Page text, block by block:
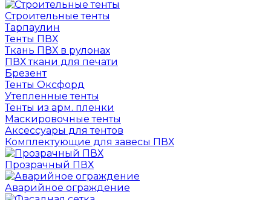
Строительные тенты
Тарпаулин
Тенты ПВХ
Ткань ПВХ в рулонах
ПВХ ткани для печати
Брезент
Тенты Оксфорд
Утепленные тенты
Тенты из арм. пленки
Маскировочные тенты
Аксессуары для тентов
Комплектующие для завесы ПВХ
Прозрачный ПВХ
Аварийное ограждение